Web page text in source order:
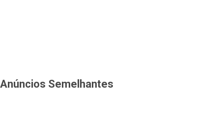
Anúncios Semelhantes